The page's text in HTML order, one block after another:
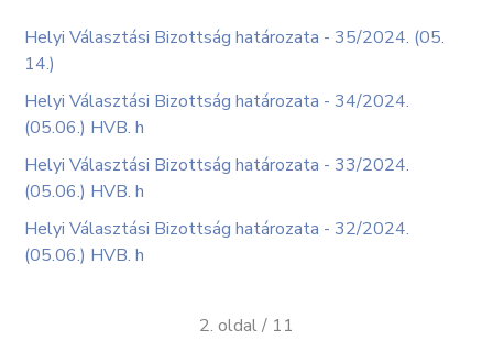
Helyi Választási Bizottság határozata - 35/2024. (05.
14.)
Helyi Választási Bizottság határozata - 34/2024.
(05.06.) HVB. h
Helyi Választási Bizottság határozata - 33/2024.
(05.06.) HVB. h
Helyi Választási Bizottság határozata - 32/2024.
(05.06.) HVB. h
2. oldal / 11